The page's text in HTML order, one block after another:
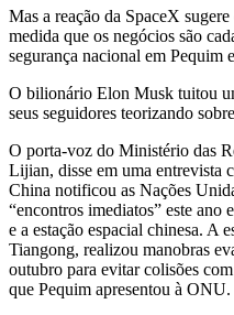
Mas a reação da SpaceX
medida que os negócios são
segurança nacional em Pequim
O bilionário Elon Musk tuitou
seus seguidores teorizando
O porta-voz do Ministério das
Lijian, disse em uma entrevista
China notificou as Nações
“encontros imediatos” este ano
e a estação espacial chinesa. A
Tiangong, realizou manobras
outubro para evitar colisões
que Pequim apresentou à ONU.